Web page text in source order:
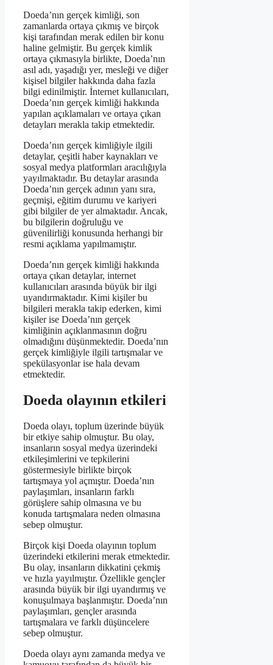
Doeda’nın gerçek kimliği, son
zamanlarda ortaya çıkmış ve birçok
kişi tarafından merak edilen bir konu
haline gelmiştir. Bu gerçek kimlik
ortaya çıkmasıyla birlikte, Doeda’nın
asıl adı, yaşadığı yer, mesleği ve diğer
kişisel bilgiler hakkında daha fazla
bilgi edinilmiştir. İnternet kullanıcıları,
Doeda’nın gerçek kimliği hakkında
yapılan açıklamaları ve ortaya çıkan
detayları merakla takip etmektedir.
Doeda’nın gerçek kimliğiyle ilgili
detaylar, çeşitli haber kaynakları ve
sosyal medya platformları aracılığıyla
yayılmaktadır. Bu detaylar arasında
Doeda’nın gerçek adının yanı sıra,
geçmişi, eğitim durumu ve kariyeri
gibi bilgiler de yer almaktadır. Ancak,
bu bilgilerin doğruluğu ve
güvenilirliği konusunda herhangi bir
resmi açıklama yapılmamıştır.
Doeda’nın gerçek kimliği hakkında
ortaya çıkan detaylar, internet
kullanıcıları arasında büyük bir ilgi
uyandırmaktadır. Kimi kişiler bu
bilgileri merakla takip ederken, kimi
kişiler ise Doeda’nın gerçek
kimliğinin açıklanmasının doğru
olmadığını düşünmektedir. Doeda’nın
gerçek kimliğiyle ilgili tartışmalar ve
spekülasyonlar ise hala devam
etmektedir.
Doeda olayının etkileri
Doeda olayı, toplum üzerinde büyük
bir etkiye sahip olmuştur. Bu olay,
insanların sosyal medya üzerindeki
etkileşimlerini ve tepkilerini
göstermesiyle birlikte birçok
tartışmaya yol açmıştır. Doeda’nın
paylaşımları, insanların farklı
görüşlere sahip olmasına ve bu
konuda tartışmalara neden olmasına
sebep olmuştur.
Birçok kişi Doeda olayının toplum
üzerindeki etkilerini merak etmektedir.
Bu olay, insanların dikkatini çekmiş
ve hızla yayılmıştır. Özellikle gençler
arasında büyük bir ilgi uyandırmış ve
konuşulmaya başlanmıştır. Doeda’nın
paylaşımları, gençler arasında
tartışmalara ve farklı düşüncelere
sebep olmuştur.
Doeda olayı aynı zamanda medya ve